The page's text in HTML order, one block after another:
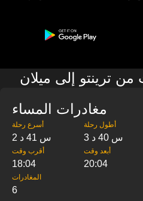
ترينتو إلى ميلان
مغادرات المساء
‎أسرع رحلة
2 س 41 د
‎أطول رحلة
3 س 40 د
‎أقرب وقت
18:04
‎أبعد وقت
20:04
‎المغادرات
6